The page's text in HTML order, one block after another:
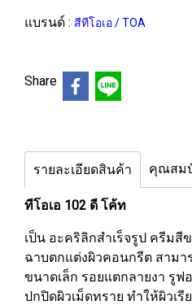
แบรนด์ : สีทีโอเอ / TOA
Share
รายละเอียดสินค้า คุณสม
ทีโอเอ 102 ดี โค้ท
เป็น อะคริลิกสำเร็จรูป ครีม
ฉาบตกแต่งผิวคอนกรีต สามา
ขนาดเล็ก รอยแตกลายงา รู
ปกปิดผิวเม็ดทราย ทำให้ผิวเรี